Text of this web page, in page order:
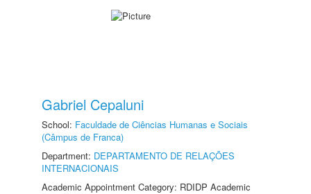
Gabriel Cepaluni
School: Faculdade de Ciências Humanas e Sociais
(Câmpus de Franca)
Department: DEPARTAMENTO DE RELAÇÕES
INTERNACIONAIS
Academic Appointment Category: RDIDP Academic